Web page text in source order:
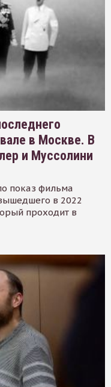
в Москве. В
и Муссолини
показ фильма
в 2022
проходит в